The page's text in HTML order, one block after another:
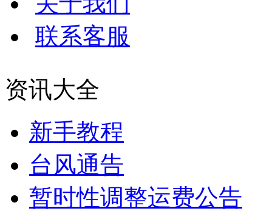
联系客服
资讯大全
新手教程
台风通告
暂时性调整运费公告